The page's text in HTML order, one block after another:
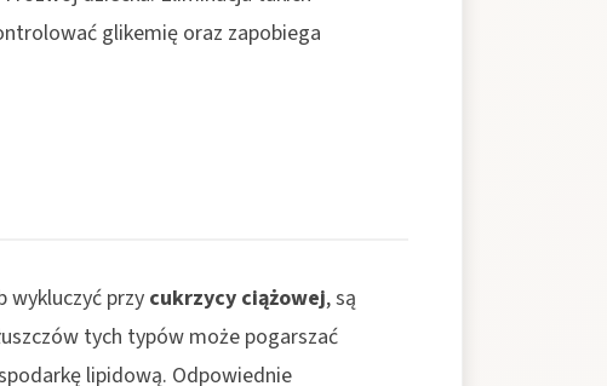
glikemię oraz zapobiega
wykluczyć przy cukrzycy ciążowej, są
tych typów może pogarszać
lipidową. Odpowiednie